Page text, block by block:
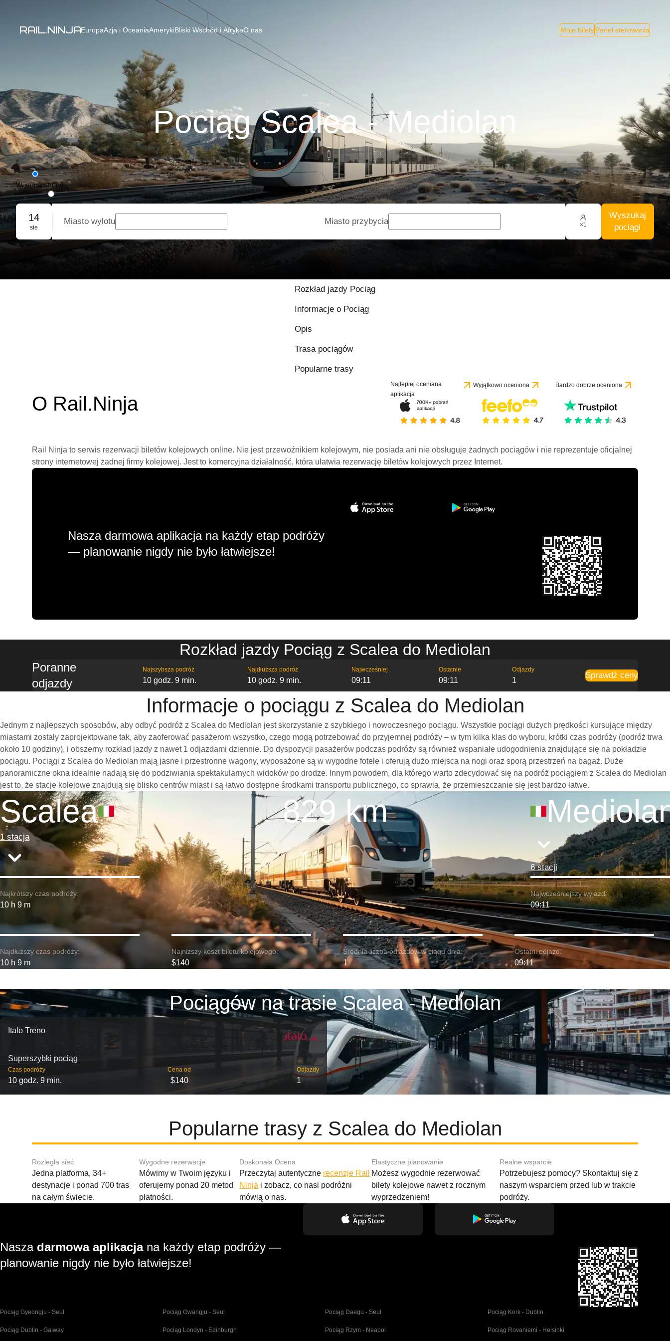
EuropaAzja i OceaniaAmerykiBliski Wschód i AfrykaO nas Moje biletyPanel sterowania
Pociąg Scalea - Mediolan
W jedną stronę
Podróż w obie strony
Rezerwacja grupowa
14
sie
Miasto wylotu Miasto przybycia ×1
Wyszukaj
pociągi
Rozkład jazdy Pociąg
Informacje o Pociąg
Opis
Trasa pociągów
Popularne trasy
O Rail.Ninja
Najlepiej oceniana
aplikacja
Wyjątkowo oceniona Bardzo dobrze oceniona
Rail Ninja to serwis rezerwacji biletów kolejowych online. Nie jest przewoźnikiem kolejowym, nie posiada ani nie obsługuje żadnych pociągów i nie reprezentuje oficjalnej
strony internetowej żadnej firmy kolejowej. Jest to komercyjna działalność, która ułatwia rezerwację biletów kolejowych przez Internet.
Nasza darmowa aplikacja na każdy etap podróży
— planowanie nigdy nie było łatwiejsze!
Rozkład jazdy Pociąg z Scalea do Mediolan
Poranne
odjazdy
Najszybsza podróż
10 godz. 9 min.
Najdłuższa podróż
10 godz. 9 min.
Najwcześniej
09:11
Ostatnie
09:11
Odjazdy
1
Sprawdź ceny
Informacje o pociągu z Scalea do Mediolan
Jednym z najlepszych sposobów, aby odbyć podróż z Scalea do Mediolan jest skorzystanie z szybkiego i nowoczesnego pociągu. Wszystkie pociągi dużych prędkości kursujące między
miastami zostały zaprojektowane tak, aby zaoferować pasażerom wszystko, czego mogą potrzebować do przyjemnej podróży – w tym kilka klas do wyboru, krótki czas podróży (podróż trwa
około 10 godziny), i obszerny rozkład jazdy z nawet 1 odjazdami dziennie. Do dyspozycji pasażerów podczas podróży są również wspaniałe udogodnienia znajdujące się na pokładzie
pociągu. Pociągi z Scalea do Mediolan mają jasne i przestronne wagony, wyposażone są w wygodne fotele i oferują dużo miejsca na nogi oraz sporą przestrzeń na bagaż. Duże
panoramiczne okna idealnie nadają się do podziwiania spektakularnych widoków po drodze. Innym powodem, dla którego warto zdecydować się na podróż pociągiem z Scalea do Mediolan
jest to, że stacje kolejowe znajdują się blisko centrów miast i są łatwo dostępne środkami transportu publicznego, co sprawia, że przemieszczanie się jest bardzo łatwe.
Scalea
1 stacja
829 km
6 stacji
Najkrótszy czas podróży:
10 h 9 m
Najwcześniejszy wyjazd:
09:11
Najdłuższy czas podróży:
10 h 9 m
Najniższy koszt biletu kolejowego:
$140
Średnia liczba odjazdów w ciągu dnia:
1
Ostatni odjazd:
09:11
Pociągów na trasie Scalea - Mediolan
Italo Treno
Superszybki pociąg
Czas podróży
10 godz. 9 min.
Cena od
$140
Odjazdy
1
Popularne trasy z Scalea do Mediolan
Rozległa sieć
Jedna platforma, 34+
destynacje i ponad 700 tras
na całym świecie.
Wygodne rezerwacje
Mówimy w Twoim języku i
oferujemy ponad 20 metod
płatności.
Doskonała Ocena
Przeczytaj autentyczne recenzje Rail
Ninja i zobacz, co nasi podróżni
mówią o nas.
Elastyczne planowanie
Możesz wygodnie rezerwować
bilety kolejowe nawet z rocznym
wyprzedzeniem!
Realne wsparcie
Potrzebujesz pomocy? Skontaktuj się z
naszym wsparciem przed lub w trakcie
podróży.
Nasza darmowa aplikacjana każdy etap podróży —
planowanie nigdy nie było łatwiejsze!
Pociąg Gyeongju - Seul Pociąg Gwangju - Seul Pociąg Daegu - Seul Pociąg Kork - Dublin
Pociąg Dublin - Galway Pociąg Londyn - Edinburgh Pociąg Rzym - Neapol Pociąg Rovaniemi - Helsinki